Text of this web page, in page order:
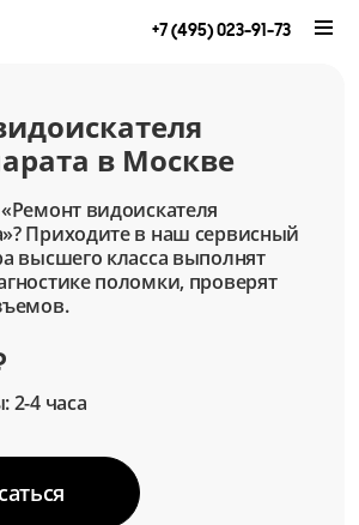
+7 (495) 023-91-73
в Москве
видоискателя
Приходите в наш сервисный
высшего класса выполнят
поломки, проверят
2-4 часа